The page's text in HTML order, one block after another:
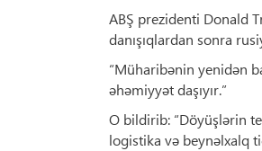
ABŞ prezidenti Donald
danışıqlardan sonra
“Müharibənin yenidən
əhəmiyyət daşıyır.”
O bildirib: “Döyüşlərin
logistika və beynəlxalq